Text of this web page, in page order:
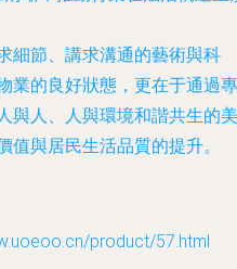
細節、講求溝通的藝術與科
業的良好狀態，更在于通過專
與人、人與環境和諧共生的美
與居民生活品質的提升。
product/57.html